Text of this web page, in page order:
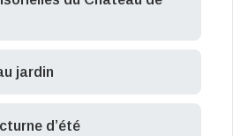
jardin
d’été